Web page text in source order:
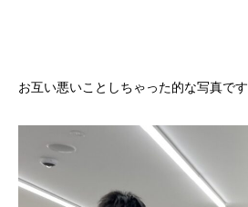
お互い悪いことしちゃった的な写真です